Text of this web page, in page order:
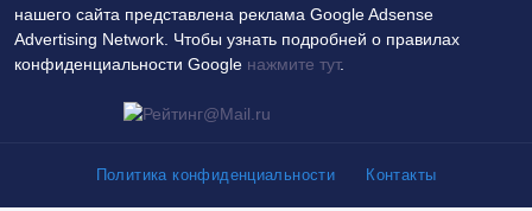
нашего сайта представлена реклама Google Adsense
Advertising Network. Чтобы узнать подробней о правилах
конфиденциальности Google нажмите тут.
Политика конфиденциальности Контакты